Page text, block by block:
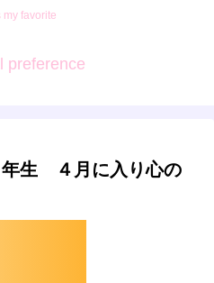
my favorite
preference
年生 ４月に入り心の